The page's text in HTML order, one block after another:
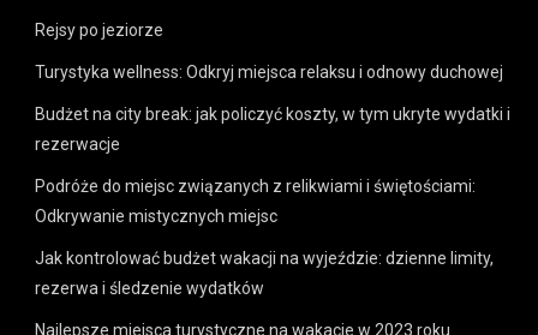
Rejsy po jeziorze
Turystyka wellness: Odkryj miejsca relaksu i odnowy duchowej
Budżet na city break: jak policzyć koszty, w tym ukryte wydatki i
rezerwacje
Podróże do miejsc związanych z relikwiami i świętościami:
Odkrywanie mistycznych miejsc
Jak kontrolować budżet wakacji na wyjeździe: dzienne limity,
rezerwa i śledzenie wydatków
Najlepsze miejsca turystyczne na wakacje w 2023 roku